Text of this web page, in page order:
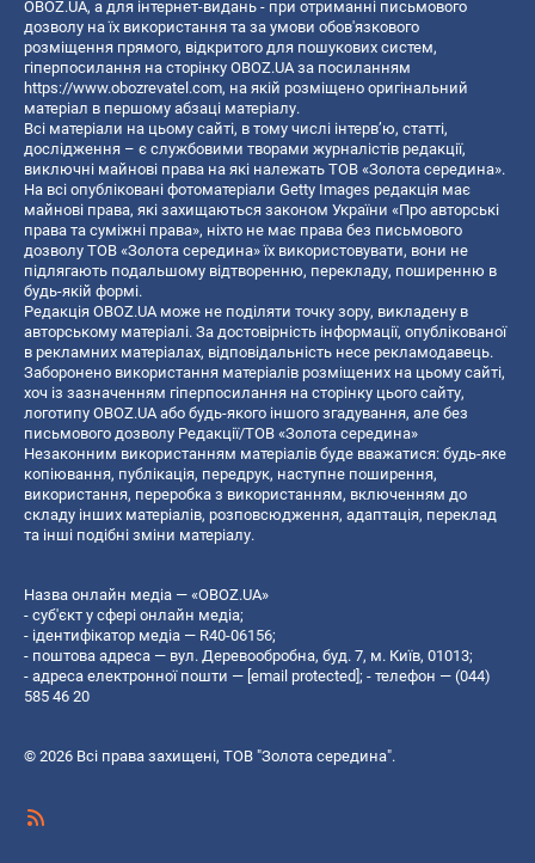
OBOZ.UA, а для інтернет-видань - при отриманні письмового
дозволу на їх використання та за умови обов'язкового
розміщення прямого, відкритого для пошукових систем,
гіперпосилання на сторінку OBOZ.UA за посиланням
https://www.obozrevatel.com, на якій розміщено оригінальний
матеріал в першому абзаці матеріалу.
Всі матеріали на цьому сайті, в тому числі інтерв’ю, статті,
дослідження – є службовими творами журналістів редакції,
виключні майнові права на які належать ТОВ «Золота середина».
На всі опубліковані фотоматеріали Getty Images редакція має
майнові права, які захищаються законом України «Про авторські
права та суміжні права», ніхто не має права без письмового
дозволу ТОВ «Золота середина» їх використовувати, вони не
підлягають подальшому відтворенню, перекладу, поширенню в
будь-якій формі.
Редакція OBOZ.UA може не поділяти точку зору, викладену в
авторському матеріалі. За достовірність інформації, опублікованої
в рекламних матеріалах, відповідальність несе рекламодавець.
Заборонено використання матеріалів розміщених на цьому сайті,
хоч із зазначенням гіперпосилання на сторінку цього сайту,
логотипу OBOZ.UA або будь-якого іншого згадування, але без
письмового дозволу Редакції/ТОВ «Золота середина»
Незаконним використанням матеріалів буде вважатися: будь-яке
копiювання, публiкацiя, передрук, наступне поширення,
використання, переробка з використанням, включенням до
складу інших матеріалів, розповсюдження, адаптація, переклад
та інші подібні зміни матеріалу.
Назва онлайн медіа — «OBOZ.UA»
- суб'єкт у сфері онлайн медіа;
- ідентифікатор медіа — R40-06156;
- поштова адреса — вул. Деревообробна, буд. 7, м. Київ, 01013;
- адреса електронної пошти — [email protected]; - телефон — (044)
585 46 20
© 2026 Всі права захищені, ТОВ "Золота середина".